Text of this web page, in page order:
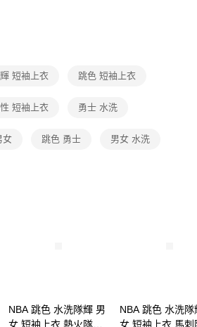
內，點擊此簡訊中的連結，可透過四大超商／
進行付款，方視為交易完成。
不需立刻繳費，但若您需要取消訂單，請聯絡
意取消之訂單仍視為有效，需透過AFTEE先享
先享後付 」之結帳頁面顯示為準，若有關於
support/home
公司提供之「AFTEE先享後付」服務完成之交
提供個人資料，並將交易相關給付款項請求債
使用他人資訊註冊。若發現惡意使用之情形，
停止該用戶之使用額度並採取法律行動。
含以上)免運費
短袖上衣 跳色 短袖上衣
短袖上衣 勇士 水洗
女 跳色 勇士 男女 水洗
NBA 跳色 水洗隊輝 男
女 短袖上衣 熱火隊
NBA 跳色 水洗隊
女 短袖上衣 馬刺